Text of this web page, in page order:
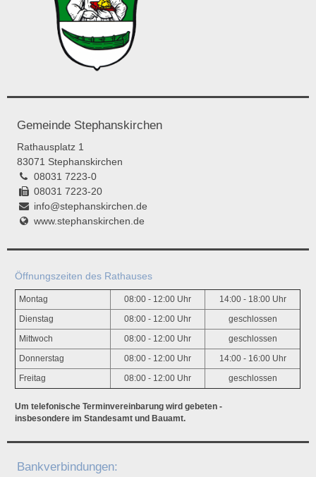
Gemeinde Stephanskirchen
Rathausplatz 1
83071 Stephanskirchen
08031 7223-0
08031 7223-20
info@stephanskirchen.de
www.stephanskirchen.de
Öffnungszeiten des Rathauses
Montag 08:00 - 12:00 Uhr 14:00 - 18:00 Uhr
Dienstag 08:00 - 12:00 Uhr geschlossen
Mittwoch 08:00 - 12:00 Uhr geschlossen
Donnerstag 08:00 - 12:00 Uhr 14:00 - 16:00 Uhr
Freitag 08:00 - 12:00 Uhr geschlossen
Um telefonische Terminvereinbarung wird gebeten -
insbesondere im Standesamt und Bauamt.
Bankverbindungen: